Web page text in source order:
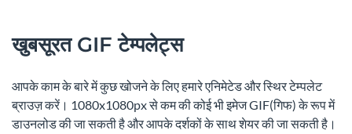
खुबसूरत GIF टेम्पलेट्स
आपके काम के बारे में कुछ खोजने के लिए हमारे एनिमेटेड और स्थिर टेम्पलेट
ब्राउज़ करें। 1080x1080px से कम की कोई भी इमेज GIF(गिफ) के रूप में
डाउनलोड की जा सकती है और आपके दर्शकों के साथ शेयर की जा सकती है।